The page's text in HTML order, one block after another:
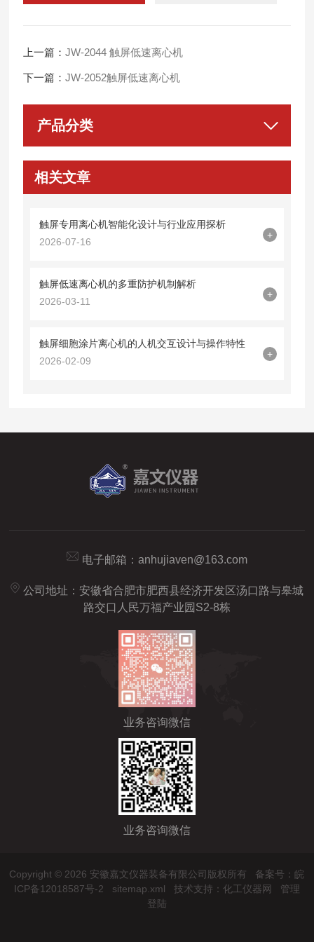
上一篇：JW-2044 触屏低速离心机
下一篇：JW-2052触屏低速离心机
产品分类
相关文章
触屏专用离心机智能化设计与行业应用探析
2026-07-16
+
触屏低速离心机的多重防护机制解析
2026-03-11
+
触屏细胞涂片离心机的人机交互设计与操作特性
2026-02-09
+
电子邮箱： anhujiaven@163.com
公司地址：安徽省合肥市肥西县经济开发区汤口路与皋城
路交口人民万福产业园S2-8栋
业务咨询微信
业务咨询微信
Copyright © 2026 安徽嘉文仪器装备有限公司版权所有 备案号：皖
ICP备12018587号-2
sitemap.xml 技术支持： 化工仪器网
管理
登陆